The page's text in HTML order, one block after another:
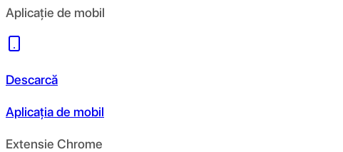
Aplicație de mobil
Descarcă
Aplicația de mobil
Extensie Chrome